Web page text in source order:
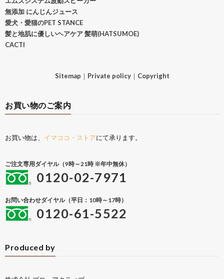
無添加 にんじんジュース
愛犬・愛猫のPET STANCE
髪と地肌に優しいヘアケア 髪萌(HATSUMOE)
CACTI
Sitemap ｜ Private policy｜ Copyright
お買い物のご案内
お買い物は、 イマココ・ストアにて承ります。
ご注文専用ダイヤル（9時～21時 ※年中無休）
0120-02-7971
お問い合わせダイヤル（平日：10時～17時）
0120-61-5522
Produced by